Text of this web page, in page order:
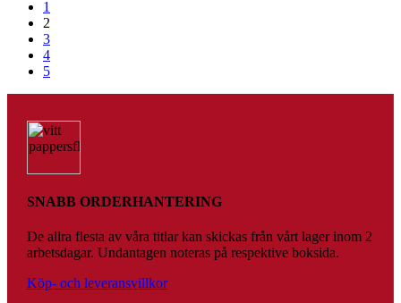
1
2
3
4
5
SNABB ORDERHANTERING
De allra flesta av våra titlar kan skickas från vårt lager inom 2
arbetsdagar. Undantagen noteras på respektive boksida.
Köp- och leveransvillkor